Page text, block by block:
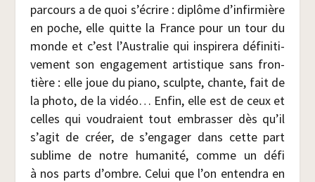
par­cours a de quoi s’écrire : diplôme d’infirmière
en poche, elle quitte la France pour un tour du
monde et c’est l’Australie qui ins­pi­re­ra défi­ni­ti­
ve­ment son enga­ge­ment artis­tique sans fron­
tière : elle joue du pia­no, sculpte, chante, fait de
la pho­to, de la vidéo… Enfin, elle est de ceux et
celles qui vou­draient tout embras­ser dès qu’il
s’agit de créer, de s’engager dans cette part
sublime de notre huma­ni­té, comme un défi
à nos parts d’ombre. Celui que l’on enten­dra en